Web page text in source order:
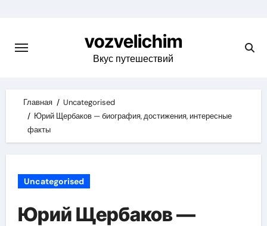
content
vozvelichim
Вкус путешествий
Главная
Uncategorised
Юрий Щербаков — биография, достижения, интересные
факты
Uncategorised
Юрий Щербаков —